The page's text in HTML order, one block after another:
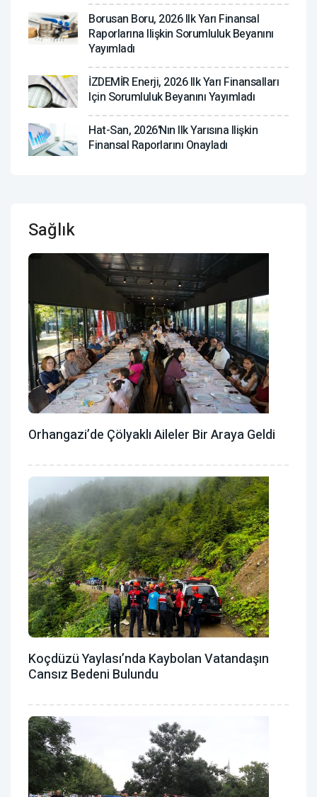
Borusan Boru, 2026 Ilk Yarı Finansal
Raporlarına Ilişkin Sorumluluk Beyanını
Yayımladı
İZDEMİR Enerji, 2026 Ilk Yarı Finansalları
Için Sorumluluk Beyanını Yayımladı
Hat-San, 2026'nın Ilk Yarısına Ilişkin
Finansal Raporlarını Onayladı
Sağlık
Orhangazi’de Çölyaklı Aileler Bir Araya Geldi
Koçdüzü Yaylası’nda Kaybolan Vatandaşın
Cansız Bedeni Bulundu